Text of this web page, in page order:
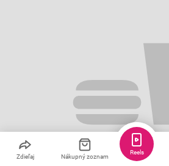
Zdieľaj Nákupný zoznam
Reels